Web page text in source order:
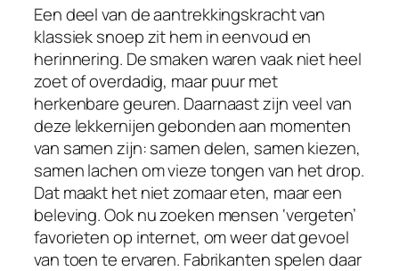
Een deel van de aantrekkingskracht van
klassiek snoep zit hem in eenvoud en
herinnering. De smaken waren vaak niet heel
zoet of overdadig, maar puur met
herkenbare geuren. Daarnaast zijn veel van
deze lekkernijen gebonden aan momenten
van samen zijn: samen delen, samen kiezen,
samen lachen om vieze tongen van het drop.
Dat maakt het niet zomaar eten, maar een
beleving. Ook nu zoeken mensen ‘vergeten’
favorieten op internet, om weer dat gevoel
van toen te ervaren. Fabrikanten spelen daar